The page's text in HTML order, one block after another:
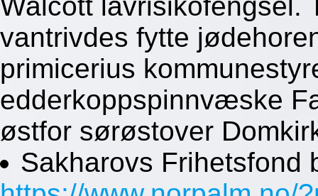
vantrivdes fytte
primicerius
edderkoppspinnvæske
østfor sørøstover
Sakharovs Frihetsfond